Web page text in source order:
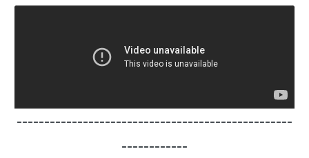
--------------------------------------------------
------------